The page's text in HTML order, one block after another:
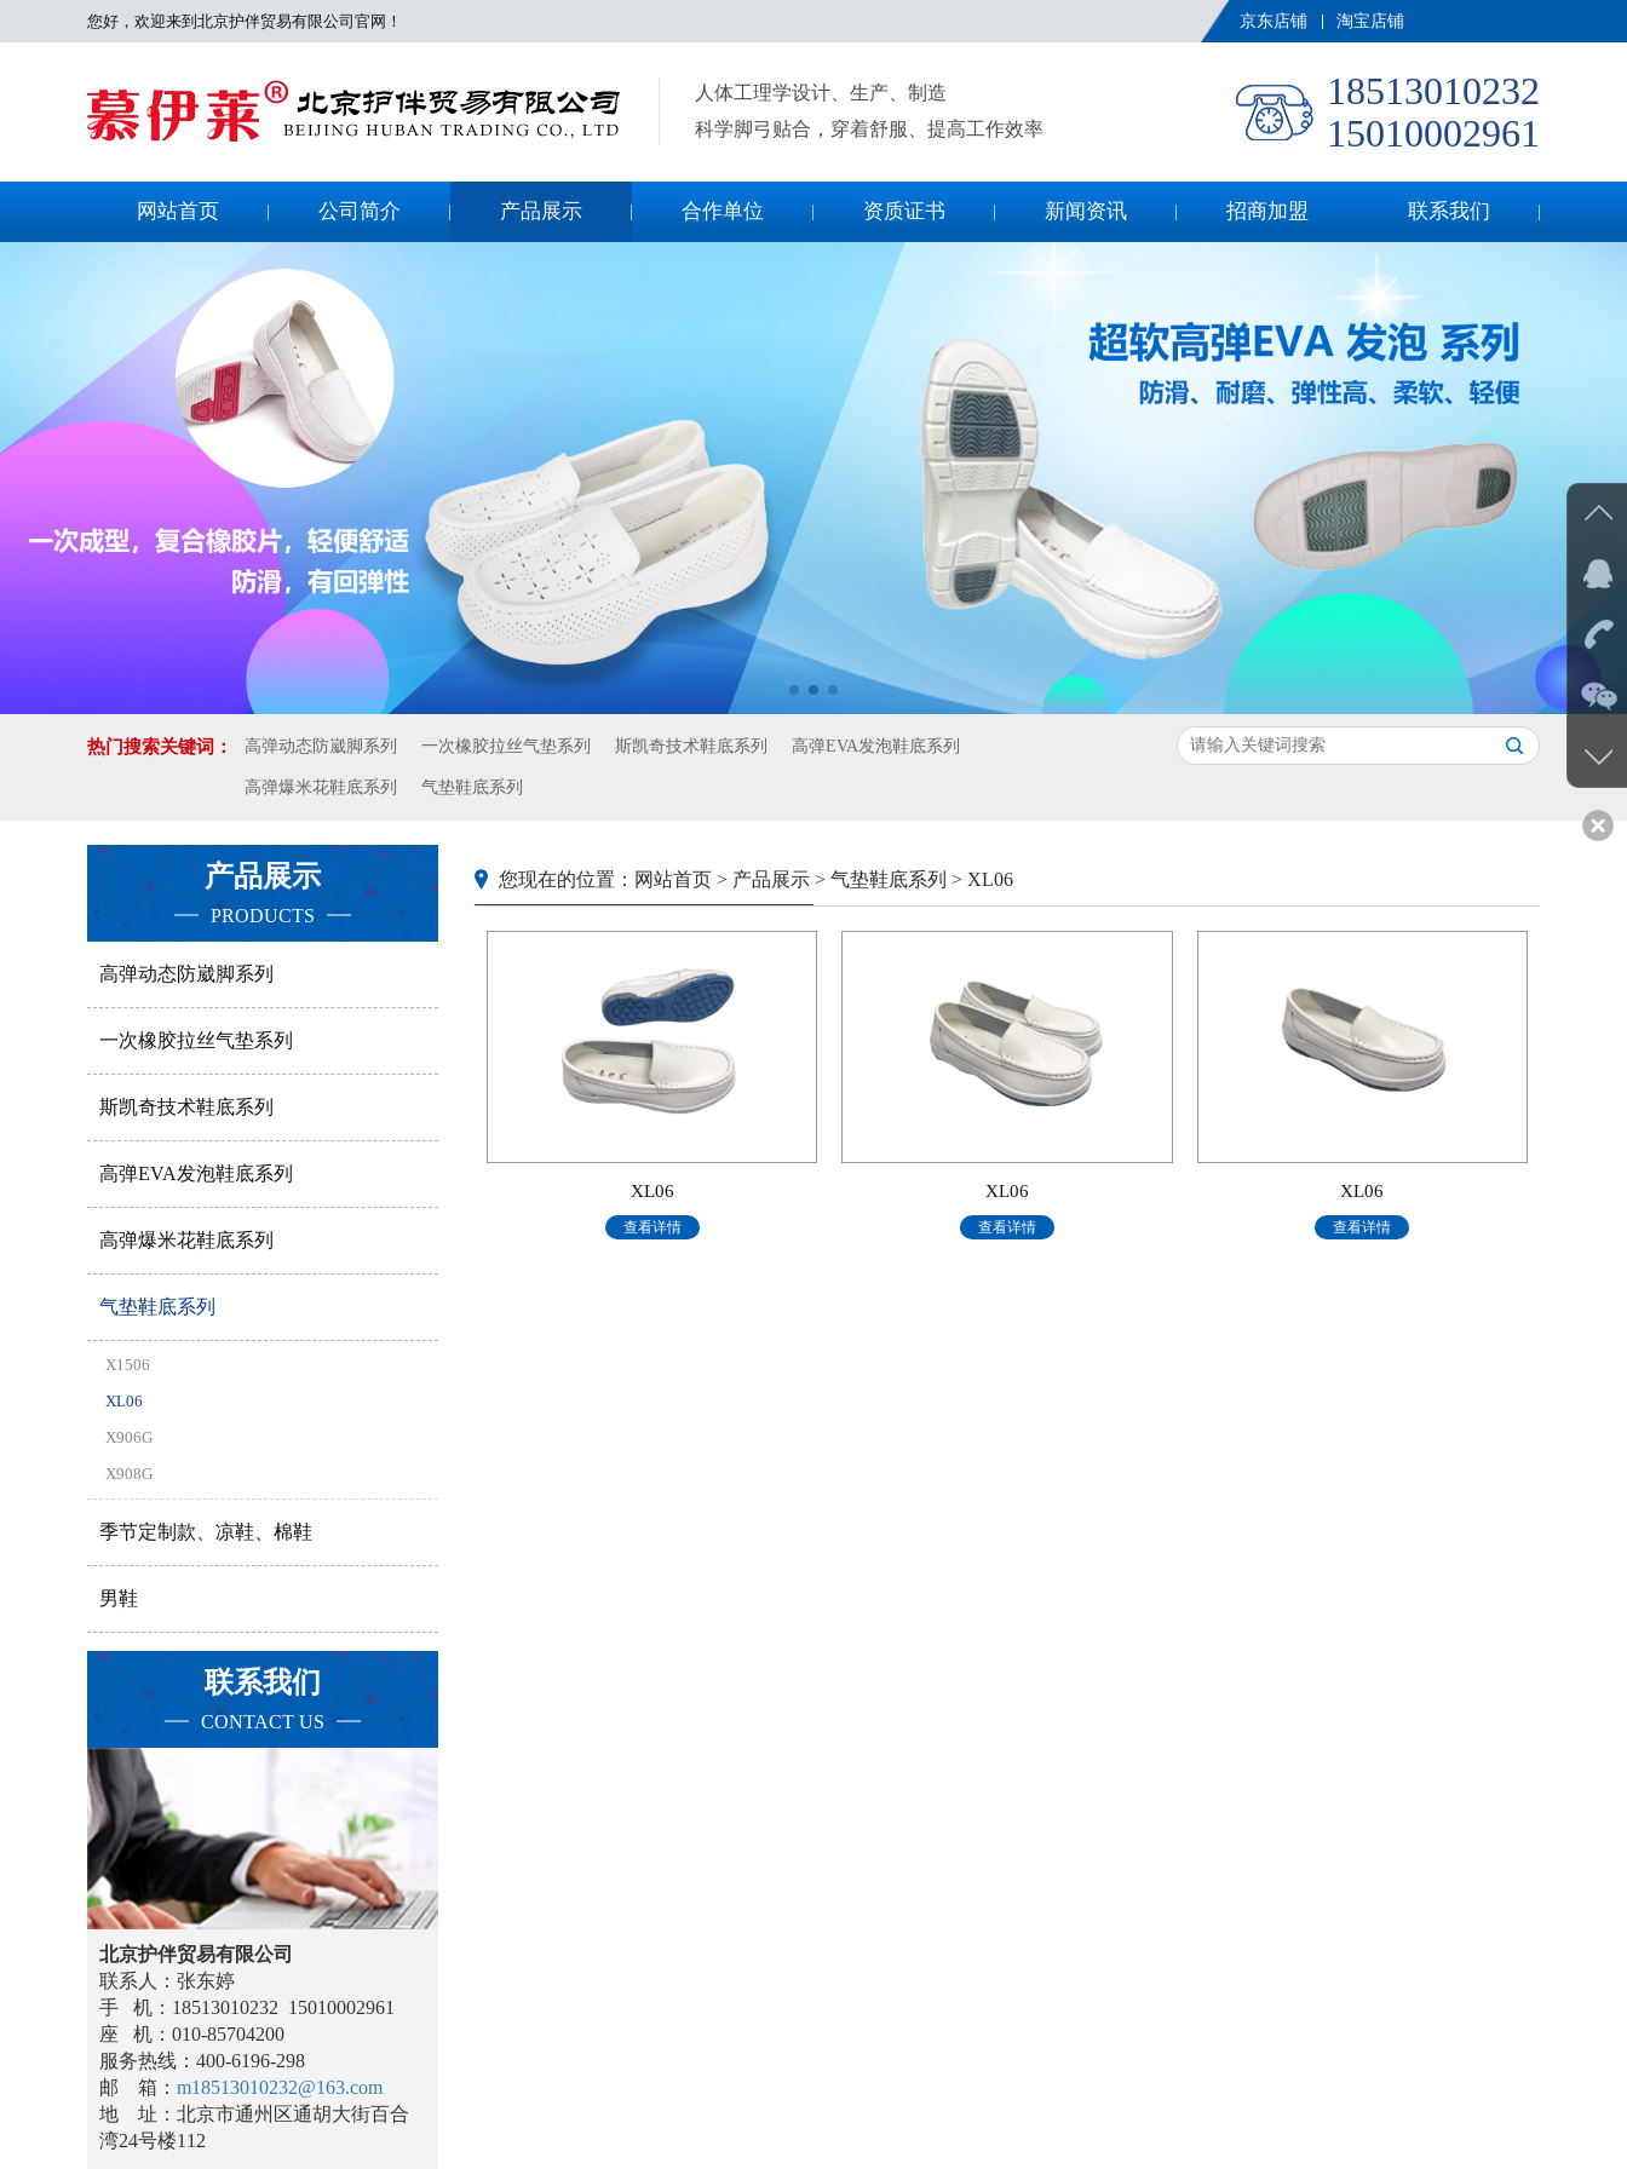
您好，欢迎来到北京护伴贸易有限公司官网！ 京东店铺 淘宝店铺
人体工理学设计、生产、制造
科学脚弓贴合，穿着舒服、提高工作效率
18513010232
15010002961
网站首页 公司简介 产品展示 合作单位 资质证书 新闻资讯 招商加盟 联系我们
热门搜索关键词： 高弹动态防崴脚系列 一次橡胶拉丝气垫系列 斯凯奇技术鞋底系列 高弹EVA发泡鞋底系列
高弹爆米花鞋底系列 气垫鞋底系列
产品展示
PRODUCTS
高弹动态防崴脚系列
一次橡胶拉丝气垫系列
斯凯奇技术鞋底系列
高弹EVA发泡鞋底系列
高弹爆米花鞋底系列
气垫鞋底系列
X1506
XL06
X906G
X908G
季节定制款、凉鞋、棉鞋
男鞋
联系我们
CONTACT US
北京护伴贸易有限公司
联系人：张东婷
手 机：18513010232 15010002961
座 机：010-85704200
服务热线：400-6196-298
邮 箱： m18513010232@163.com
地 址：北京市通州区通胡大街百合
湾24号楼112
您现在的位置：网站首页 > 产品展示 > 气垫鞋底系列 > XL06
XL06
查看详情
XL06
查看详情
XL06
查看详情